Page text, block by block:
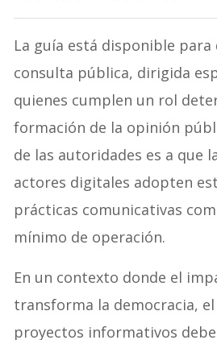
La guía está disponible para
consulta pública, dirigida
quienes cumplen un rol
formación de la opinión
de las autoridades es a que
actores digitales adopten
prácticas comunicativas
mínimo de operación.
En un contexto donde el
transforma la democracia,
proyectos informativos